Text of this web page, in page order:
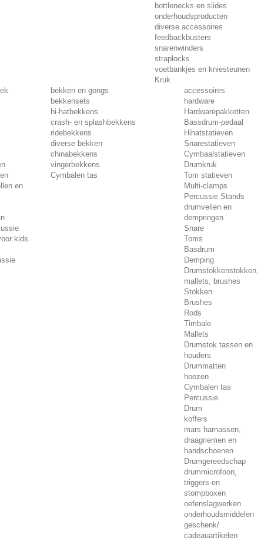
bottlenecks en slides
onderhoudsproducten
diverse accessoires
feedbackbusters
snarenwinders
straplocks
voetbankjes en kniesteunen
Kruk
en
kids
bekken en gongs
bekkensets
hi-hatbekkens
crash- en splashbekkens
ridebekkens
diverse bekken
chinabekkens
vingerbekkens
Cymbalen tas
accessoires
hardware
Hardwarepakketten
Bassdrum-pedaal
Hihatstatieven
Snarestatieven
Cymbaalstatieven
Drumkruk
Tom statieven
Multi-clamps
Percussie Stands
drumvellen en
dempringen
Snare
Toms
Basdrum
Demping
Drumstokkenstokken,
mallets, brushes
Stokken
Brushes
Rods
Timbale
Mallets
Drumstok tassen en
houders
Drummatten
hoezen
Cymbalen tas
Percussie
Drum
koffers
mars harnassen,
draagriemen en
handschoenen
Drumgereedschap
drummicrofoon,
triggers en
stompboxen
oefenslagwerken
onderhoudsmiddelen
geschenk/
cadeauartikelen